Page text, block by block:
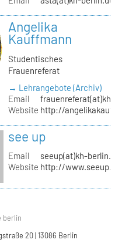
Angelika
Kauffmann
Studentisches
Frauenreferat
→ Lehrangebote (Archiv)
Email
Website http://
see up
Email
seeup(at)kh-
Website http://
berlin
20 | 13086 Berlin